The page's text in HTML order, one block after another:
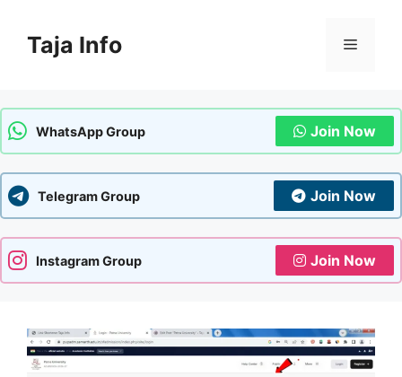
contentTaja Info Menu
WhatsApp Group Join Now
Telegram Group Join Now
Instagram Group Join Now